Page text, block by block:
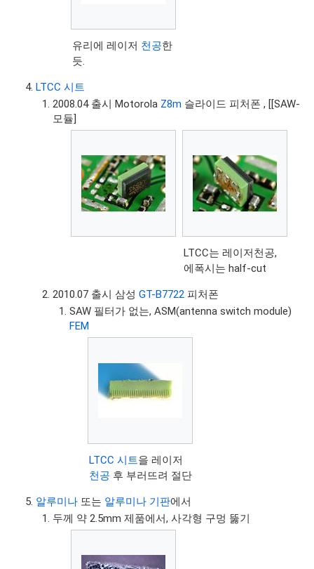
유리에 레이저 천공한
듯.
LTCC 시트
2008.04 출시 Motorola Z8m 슬라이드 피처폰 , [[SAW-
모듈]
LTCC는 레이저천공,
에폭시는 half-cut
2010.07 출시 삼성GT-B7722 피처폰
SAW 필터가 없는, ASM(antenna switch module)
FEM
LTCC 시트을 레이저
천공 후 부러뜨려 절단
알루미나 또는 알루미나 기판에서
두께 약 2.5mm 제품에서, 사각형 구멍 뚫기